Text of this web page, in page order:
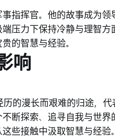
指挥官。他的故事成为领
压力下保持冷静与理智方
的智慧与经验。
响
历的漫长而艰难的归途，
断探索、追寻自我与世界
些接触中汲取智慧与经验